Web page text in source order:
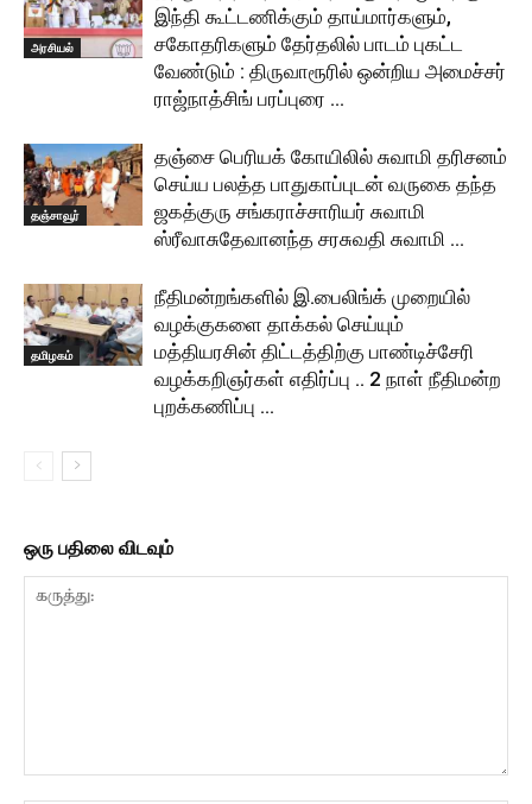
அரசியல்
இந்தி கூட்டணிக்கும் தாய்மார்களும்,
சகோதரிகளும் தேர்தலில் பாடம் புகட்ட
வேண்டும் : திருவாரூரில் ஒன்றிய அமைச்சர்
ராஜ்நாத்சிங் பரப்புரை …
தஞ்சாவூர்
தஞ்சை பெரியக் கோயிலில் சுவாமி தரிசனம்
செய்ய பலத்த பாதுகாப்புடன் வருகை தந்த
ஜகத்குரு சங்கராச்சாரியர் சுவாமி
ஸ்ரீவாசுதேவானந்த சரசுவதி சுவாமி …
தமிழகம்
நீதிமன்றங்களில் இ.பைலிங்க் முறையில்
வழக்குகளை தாக்கல் செய்யும்
மத்தியரசின் திட்டத்திற்கு பாண்டிச்சேரி
வழக்கறிஞர்கள் எதிர்ப்பு .. 2 நாள் நீதிமன்ற
புறக்கணிப்பு …
ஒரு பதிலை விடவும்